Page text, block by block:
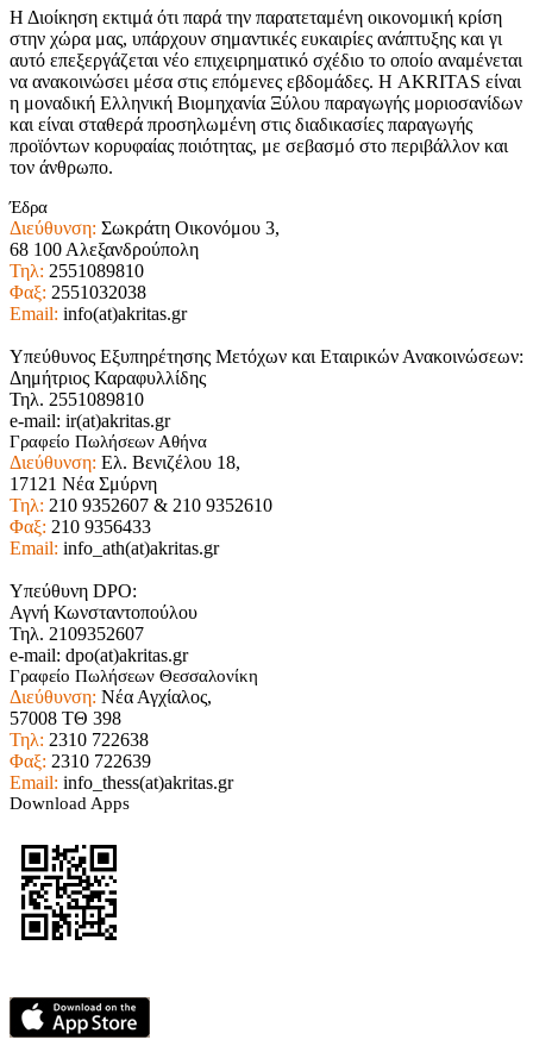
Η Διοίκηση εκτιμά ότι παρά την παρατεταμένη οικονομική κρίση
στην χώρα μας, υπάρχουν σημαντικές ευκαιρίες ανάπτυξης και γι
αυτό επεξεργάζεται νέο επιχειρηματικό σχέδιο το οποίο αναμένεται
να ανακοινώσει μέσα στις επόμενες εβδομάδες. Η AKRITAS είναι
η μοναδική Ελληνική Βιομηχανία Ξύλου παραγωγής μοριοσανίδων
και είναι σταθερά προσηλωμένη στις διαδικασίες παραγωγής
προϊόντων κορυφαίας ποιότητας, με σεβασμό στο περιβάλλον και
τον άνθρωπο.
Έδρα
Διεύθυνση: Σωκράτη Οικονόμου 3,
68 100 Αλεξανδρούπολη
Τηλ: 2551089810
Φαξ: 2551032038
Email: info(at)akritas.gr
Υπεύθυνος Εξυπηρέτησης Μετόχων και Εταιρικών Ανακοινώσεων:
Δημήτριος Καραφυλλίδης
Τηλ. 2551089810
e-mail: ir(at)akritas.gr
Γραφείο Πωλήσεων Αθήνα
Διεύθυνση: Ελ. Βενιζέλου 18,
17121 Νέα Σμύρνη
Τηλ: 210 9352607 & 210 9352610
Φαξ: 210 9356433
Email: info_ath(at)akritas.gr
Υπεύθυνη DPO:
Αγνή Κωνσταντοπούλου
Τηλ. 2109352607
e-mail: dpo(at)akritas.gr
Γραφείο Πωλήσεων Θεσσαλονίκη
Διεύθυνση: Νέα Αγχίαλος,
57008 ΤΘ 398
Τηλ: 2310 722638
Φαξ: 2310 722639
Email: info_thess(at)akritas.gr
Download Apps